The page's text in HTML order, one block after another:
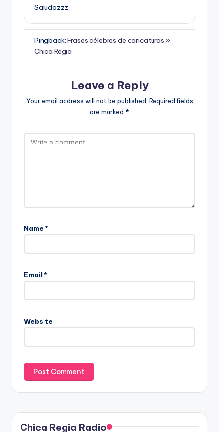
Saludozzz
Pingback: Frases célebres de caricaturas »
Chica Regia
Leave a Reply
Your email address will not be published. Required fields
are marked *
Name *
Email *
Website
Chica Regia Radio